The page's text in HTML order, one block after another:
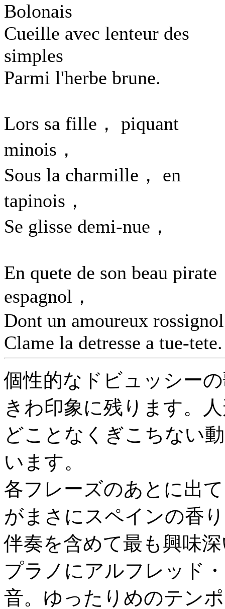
Bolonais
Cueille avec lenteur des
simples
Parmi l'herbe brune.
Lors sa fille， piquant
minois，
Sous la charmille， en
tapinois，
Se glisse demi-nue，
En quete de son beau pirate
espagnol，
Dont un amoureux rossignol
Clame la detresse a tue-tete.
個性的なドビュッシー
きわ印象に残ります。
どことなくぎこちない
います。
各フレーズのあとに出
がまさにスペインの香
伴奏を含めて最も興味
プラノにアルフレッド
音。ゆったりめのテン